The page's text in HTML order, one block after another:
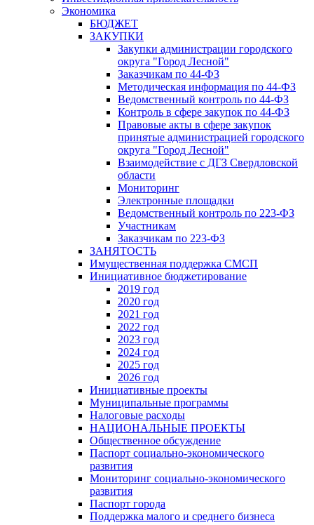
Экономика
БЮДЖЕТ
ЗАКУПКИ
Закупки администрации городского
округа "Город Лесной"
Заказчикам по 44-ФЗ
Методическая информация по 44-ФЗ
Ведомственный контроль по 44-ФЗ
Контроль в сфере закупок по 44-ФЗ
Правовые акты в сфере закупок
принятые администрацией городского
округа "Город Лесной"
Взаимодействие с ДГЗ Свердловской
области
Мониторинг
Электронные площадки
Ведомственный контроль по 223-ФЗ
Участникам
Заказчикам по 223-ФЗ
ЗАНЯТОСТЬ
Имущественная поддержка СМСП
Инициативное бюджетирование
2019 год
2020 год
2021 год
2022 год
2023 год
2024 год
2025 год
2026 год
Инициативные проекты
Муниципальные программы
Налоговые расходы
НАЦИОНАЛЬНЫЕ ПРОЕКТЫ
Общественное обсуждение
Паспорт социально-экономического
развития
Мониторинг социально-экономического
развития
Паспорт города
Поддержка малого и среднего бизнеса